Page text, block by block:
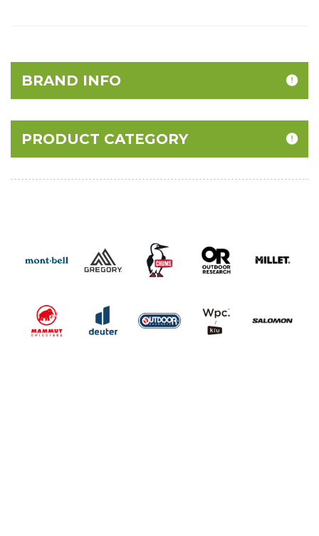
BRAND INFO
PRODUCT CATEGORY